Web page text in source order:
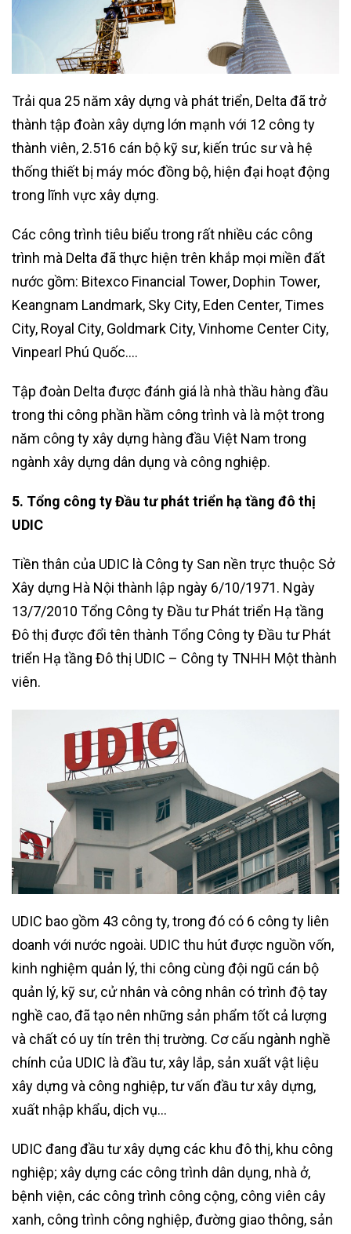
Trải qua 25 năm xây dựng và phát triển, Delta đã trở
thành tập đoàn xây dựng lớn mạnh với 12 công ty
thành viên, 2.516 cán bộ kỹ sư, kiến trúc sư và hệ
thống thiết bị máy móc đồng bộ, hiện đại hoạt động
trong lĩnh vực xây dựng.
Các công trình tiêu biểu trong rất nhiều các công
trình mà Delta đã thực hiện trên khắp mọi miền đất
nước gồm: Bitexco Financial Tower, Dophin Tower,
Keangnam Landmark, Sky City, Eden Center, Times
City, Royal City, Goldmark City, Vinhome Center City,
Vinpearl Phú Quốc….
Tập đoàn Delta được đánh giá là nhà thầu hàng đầu
trong thi công phần hầm công trình và là một trong
năm công ty xây dựng hàng đầu Việt Nam trong
ngành xây dựng dân dụng và công nghiệp.
5. Tổng công ty Đầu tư phát triển hạ tầng đô thị
UDIC
Tiền thân của UDIC là Công ty San nền trực thuộc Sở
Xây dựng Hà Nội thành lập ngày 6/10/1971. Ngày
13/7/2010 Tổng Công ty Đầu tư Phát triển Hạ tầng
Đô thị được đổi tên thành Tổng Công ty Đầu tư Phát
triển Hạ tầng Đô thị UDIC – Công ty TNHH Một thành
viên.
UDIC bao gồm 43 công ty, trong đó có 6 công ty liên
doanh với nước ngoài. UDIC thu hút được nguồn vốn,
kinh nghiệm quản lý, thi công cùng đội ngũ cán bộ
quản lý, kỹ sư, cử nhân và công nhân có trình độ tay
nghề cao, đã tạo nên những sản phẩm tốt cả lượng
và chất có uy tín trên thị trường. Cơ cấu ngành nghề
chính của UDIC là đầu tư, xây lắp, sản xuất vật liệu
xây dựng và công nghiệp, tư vấn đầu tư xây dựng,
xuất nhập khẩu, dịch vụ…
UDIC đang đầu tư xây dựng các khu đô thị, khu công
nghiệp; xây dựng các công trình dân dụng, nhà ở,
bệnh viện, các công trình công cộng, công viên cây
xanh, công trình công nghiệp, đường giao thông, sản